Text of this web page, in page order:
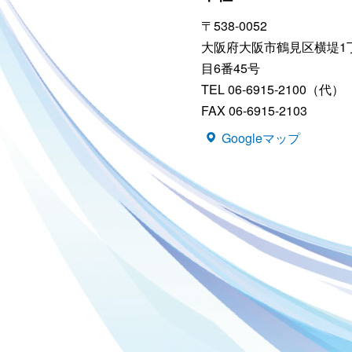
〒538-0052
大阪府大阪市鶴見区横堤1
目6番45号
TEL 06-6915-2100（代）
FAX 06-6915-2103
Googleマップ